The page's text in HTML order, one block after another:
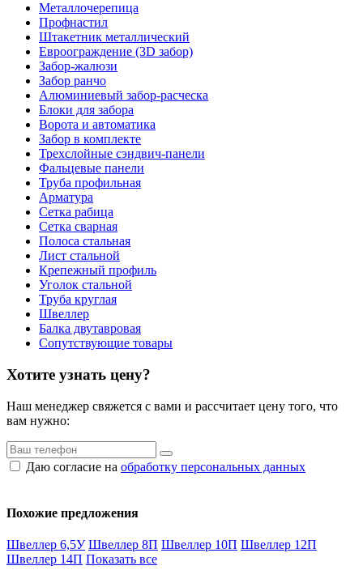
Металлочерепица
Профнастил
Штакетник металлический
Евроограждение (3D забор)
Забор-жалюзи
Забор ранчо
Алюминиевый забор-расческа
Блоки для забора
Ворота и автоматика
Забор в комплекте
Трехслойные сэндвич-панели
Фальцевые панели
Труба профильная
Арматура
Cетка рабица
Сетка сварная
Полоса стальная
Лист стальной
Крепежный профиль
Уголок стальной
Труба круглая
Швеллер
Балка двутавровая
Сопутствующие товары
Хотите узнать цену?
Наш менеджер свяжется с вами и рассчитает цену того, что
вам нужно:
Даю согласие на обработку персональных данных
Похожие предложения
Швеллер 6,5У Швеллер 8П Швеллер 10П Швеллер 12П
Швеллер 14П Показать все